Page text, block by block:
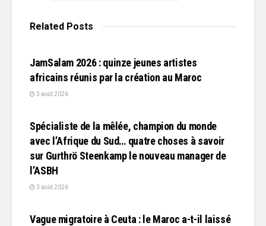
Related Posts
JamSalam 2026 : quinze jeunes artistes
africains réunis par la création au Maroc
3 août 2026
Spécialiste de la mêlée, champion du monde
avec l’Afrique du Sud… quatre choses à savoir
sur Gurthrö Steenkamp le nouveau manager de
l’ASBH
3 août 2026
Vague migratoire à Ceuta : le Maroc a-t-il laissé